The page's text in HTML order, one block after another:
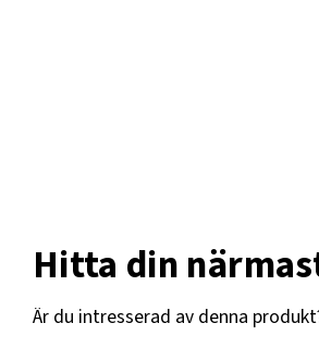
Hitta din
Är du intresserad av denna